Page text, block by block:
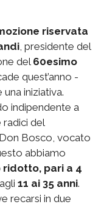
riservata
, presidente del
del 60esimo
quest’anno -
iniziativa.
indipendente a
radici del
Bosco, vocato
abbiamo
pari a 4
11 ai 35 anni.
recarsi in due